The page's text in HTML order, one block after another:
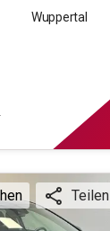
Wuppertal
Teilen